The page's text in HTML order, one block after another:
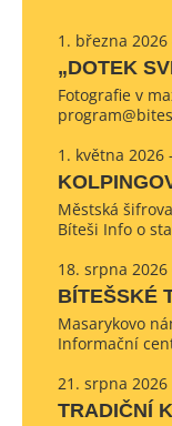
1. března
„DOTEK
Fotografie v
1. května 2026
Městská
Bíteši Info o
18. srpna
BÍTEŠSKÉ
Masarykovo
Informační
21. srpna
TRADIČNÍ